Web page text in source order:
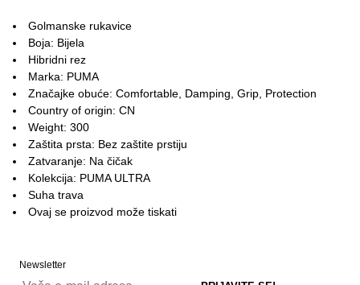
Golmanske rukavice
Boja: Bijela
Hibridni rez
Marka: PUMA
Značajke obuće: Comfortable, Damping, Grip, Protection
Country of origin: CN
Weight: 300
Zaštita prsta: Bez zaštite prstiju
Zatvaranje: Na čičak
Kolekcija: PUMA ULTRA
Suha trava
Ovaj se proizvod može tiskati
Newsletter